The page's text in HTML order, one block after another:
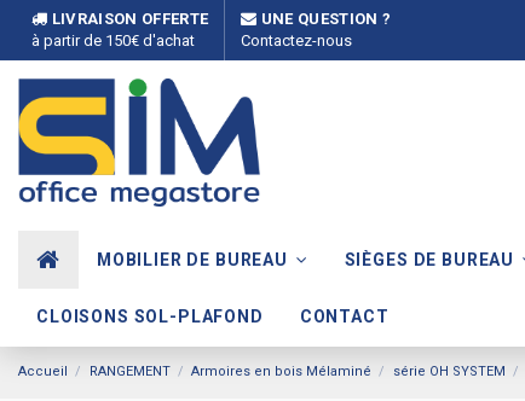
LIVRAISON OFFERTE
à partir de 150€ d'achat
UNE QUESTION ?
Contactez-nous
MOBILIER DE BUREAU SIÈGES DE BUREAU
CLOISONS SOL-PLAFOND CONTACT
Accueil RANGEMENT Armoires en bois Mélaminé série OH SYSTEM